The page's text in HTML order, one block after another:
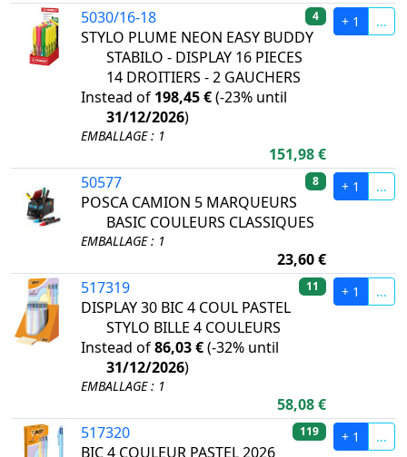
5030/16-18
STYLO PLUME NEON EASY BUDDY
STABILO - DISPLAY 16 PIECES
14 DROITIERS - 2 GAUCHERS
Instead of 198,45 €(-23% until
31/12/2026)
EMBALLAGE : 1
4
151,98 €
+ 1 ...
50577
POSCA CAMION 5 MARQUEURS
BASIC COULEURS CLASSIQUES
EMBALLAGE : 1
8
23,60 €
+ 1 ...
517319
DISPLAY 30 BIC 4 COUL PASTEL
STYLO BILLE 4 COULEURS
Instead of86,03 €(-32% until
31/12/2026)
EMBALLAGE : 1
11
58,08 €
+ 1 ...
517320
BIC 4 COULEUR PASTEL 2026
119 + 1 ...